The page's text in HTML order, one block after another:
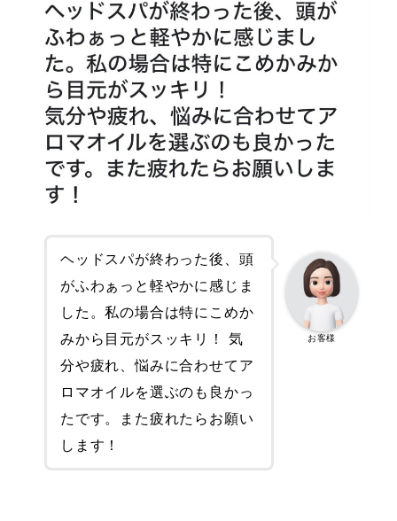
ヘッドスパが終わった後、頭
がふわぁっと軽やかに感じま
した。私の場合は特にこめか
みから目元がスッキリ！ 気
分や疲れ、悩みに合わせてア
ロマオイルを選ぶのも良かっ
たです。また疲れたらお願い
します！
お客様